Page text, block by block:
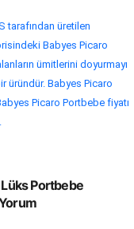
tarafından üretilen
Babyes Picaro
ümitlerini doyurmayı
üründür. Babyes Picaro
Picaro Portbebe fiyatı
Portbebe